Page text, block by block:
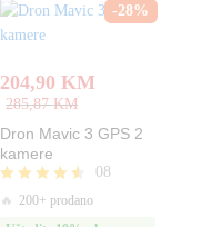
-28%
204,90KM
285,87KM
Dron Mavic 3 GPS 2
kamere
Ocjenjeno
08
🔥 200+ prodano